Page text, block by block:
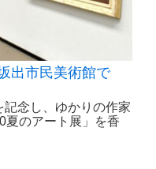
出市民美術館で
念し、ゆかりの作家
夏のアート展」を香